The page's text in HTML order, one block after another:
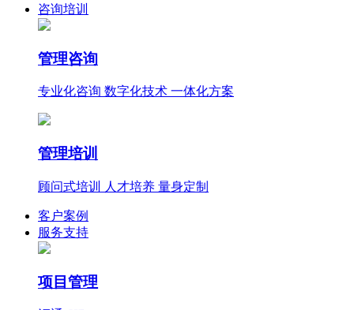
咨询培训
管理咨询
专业化咨询 数字化技术 一体化方案
管理培训
顾问式培训 人才培养 量身定制
客户案例
服务支持
项目管理